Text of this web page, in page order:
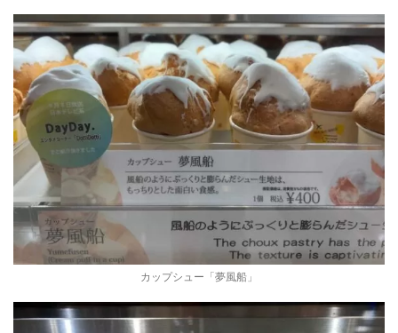
カップシュー「夢風船」